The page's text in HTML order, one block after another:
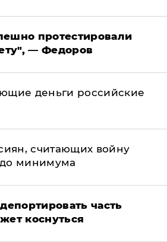
протестировали
— Федоров
деньги российские
считающих войну
минимума
часть
коснуться